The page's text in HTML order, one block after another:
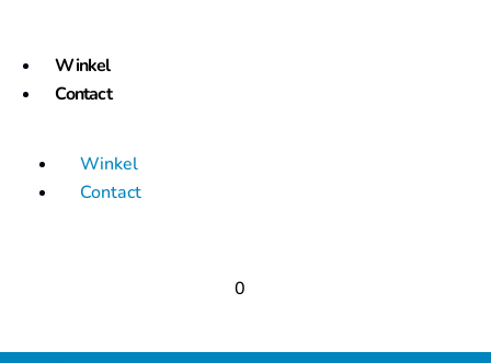
Winkel
Contact
Winkel
Contact
0